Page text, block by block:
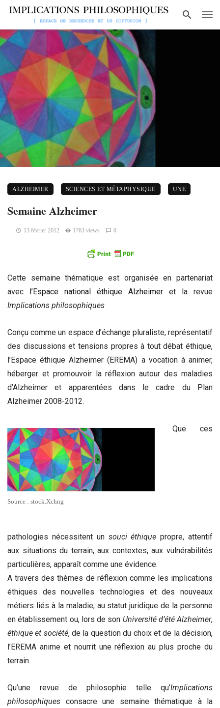
ALZHEIMER SCIENCES ET MÉTAPHYSIQUE UNE
Semaine Alzheimer
13 février 2012 1763 views 0
Cette semaine thématique est organisée en partenariat
avec
l’Espace national éthique Alzheimer et la revue
Implications philosophiques
Conçu comme un espace d’échange pluraliste, représentatif
des discussions et tensions propres à tout débat éthique,
l’Espace éthique Alzheimer (EREMA) a vocation à animer,
héberger et promouvoir la réflexion autour des maladies
d’Alzheimer et apparentées dans le cadre du Plan
Alzheimer 2008-2012.
Source : stock.Xchng
Que ces
pathologies nécessitent un souci éthique propre, attentif
aux situations du terrain, aux contextes, aux vulnérabilités
particulières, apparaît comme une évidence.
A travers des thèmes de réflexion comme les implications
éthiques des nouvelles technologies et des nouveaux
métiers liés à la maladie, au statut juridique de la personne
en établissement ou, lors de son Université d’été Alzheimer,
éthique et société, de la question du choix et de la décision,
l’EREMA anime et nourrit une réflexion au plus proche du
terrain.
Qu’une revue de philosophie telle qu’Implications
philosophiques consacre une semaine thématique à la